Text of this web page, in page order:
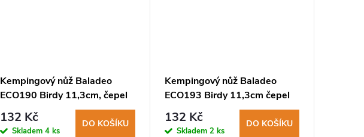
Kempingový nůž Baladeo
ECO190 Birdy 11,3cm, čepel
ocel 2CR13, rukojeť PP
132 Kč
Skladem4 ks
DO KOŠÍKU
Kempingový nůž Baladeo
ECO193 Birdy 11,3cm čepel
ocel 2CR13, rukojeť PP
132 Kč
Skladem 2 ks
DO KOŠÍKU